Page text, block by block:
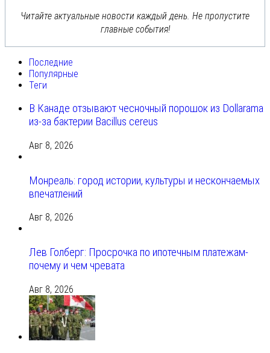
Читайте актуальные новости каждый день. Не пропустите
главные события!
Последние
Популярные
Теги
В Канаде отзывают чесночный порошок из Dollarama
из-за бактерии Bacillus cereus
Авг 8, 2026
Монреаль: город истории, культуры и нескончаемых
впечатлений
Авг 8, 2026
Лев Голберг: Просрочка по ипотечным платежам-
почему и чем чревата
Авг 8, 2026